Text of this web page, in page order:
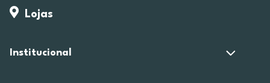
Lojas
Institucional